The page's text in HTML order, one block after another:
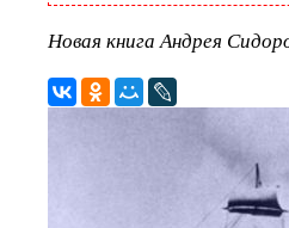
Новая книга Андрея